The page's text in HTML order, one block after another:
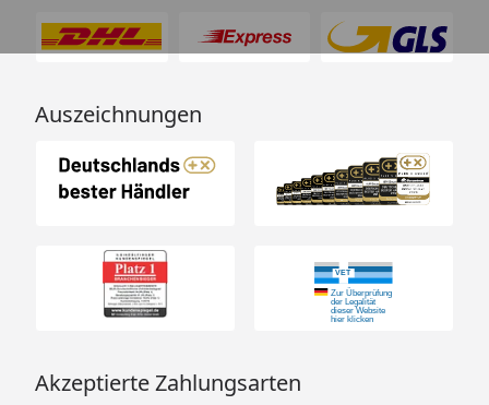
Besonders
geeignet für
Haushalte mit Tieren, Allergiker,
empfindliche Bereiche
Fazit:Die NOBBY Nachfüll-Kartuschen bieten eine
saubere, duftfreie Frischelösung – perfekt für
Tierliebhaber, die Wohlbefinden und Natürlichkeit
lieben.
Auszeichnungen
Akzeptierte Zahlungsarten